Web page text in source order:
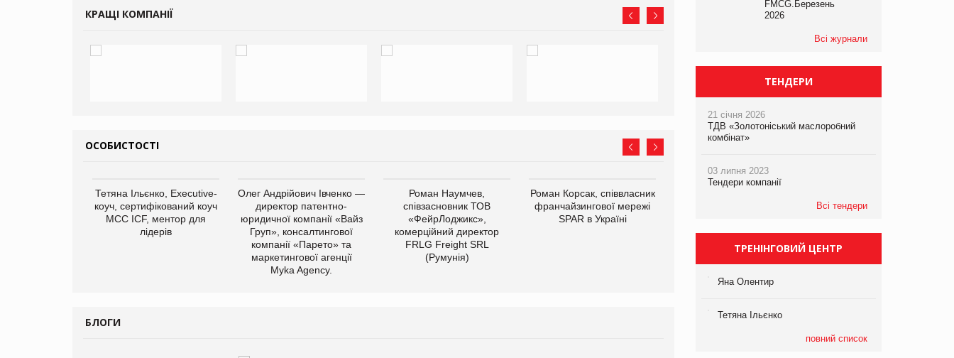
КРАЩІ КОМПАНІЇ
ОСОБИСТОСТІ
Тетяна Ільєнко, Executive-
коуч, сертифікований коуч
МСС ICF, ментор для
лідерів
Олег Андрійович Івченко —
директор патентно-
юридичної компанії «Вайз
Груп», консалтингової
компанії «Парето» та
маркетингової агенції
Myka Agency.
Роман Наумчев,
співзасновник ТОВ
«ФейрЛоджикс»,
комерційний директор
FRLG Freight SRL
(Румунія)
Роман Корсак, співвласник
франчайзингової мережі
SPAR в Україні
виробництва
компанії «УкраМарин»
БЛОГИ
FMCG.Березень
2026
Всі журнали
ТЕНДЕРИ
21 січня 2026
ТДВ «Золотоніський маслоробний
комбінат»
03 липня 2023
Тендери компанії
Всі тендери
ТРЕНІНГОВИЙ ЦЕНТР
Яна Олентир
Тетяна Ільєнко
повний список